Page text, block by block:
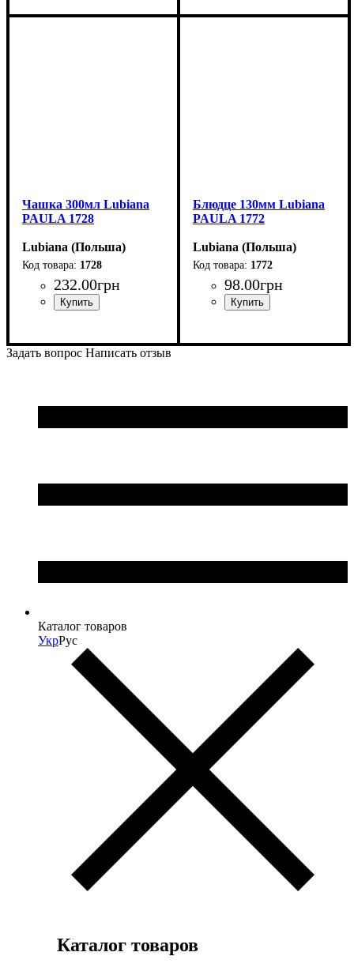
Чашка 300мл Lubiana
PAULA 1728
Lubiana (Польша)
1728
232.00грн
Блюдце 130мм Lubiana
PAULA 1772
Lubiana (Польша)
1772
98.00грн
Задать вопрос Написать отзыв
Каталог товаров
УкрРус
Каталог товаров